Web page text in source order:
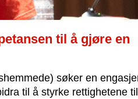
til å gjøre en
søker en
til å styrke rettighetene til